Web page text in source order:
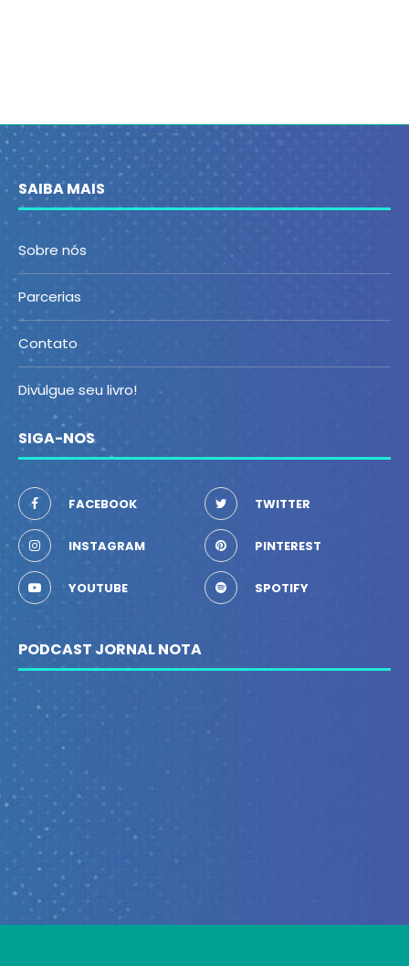
SAIBA MAIS
Sobre nós
Parcerias
Contato
Divulgue seu livro!
SIGA-NOS
FACEBOOK TWITTER
INSTAGRAM PINTEREST
YOUTUBE SPOTIFY
PODCAST JORNAL NOTA